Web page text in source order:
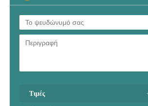
Τιμές